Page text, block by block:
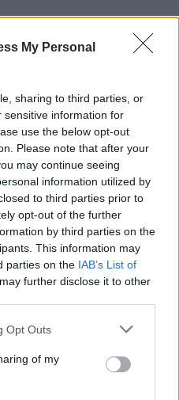
My Personal
sharing to third parties, or
sensitive information for
use the below opt-out
Please note that after your
may continue seeing
information utilized by
to third parties prior to
opt-out of the further
by third parties on the
This information may
parties on the IAB’s List of
further disclose it to other
Opt Outs
of my